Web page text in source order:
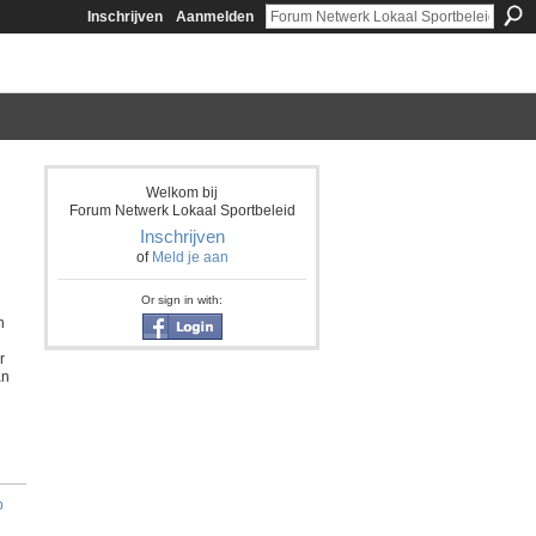
Inschrijven Aanmelden
Welkom bij
Forum Netwerk Lokaal Sportbeleid
Inschrijven
of Meld je aan
Or sign in with: